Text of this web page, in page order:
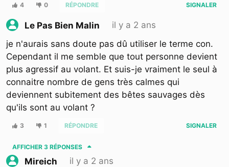
4 0 RÉPONDRE SIGNALER
Le Pas Bien Malin
il y a 2 ans
je n'aurais sans doute pas dû utiliser le terme con.
Cependant il me semble que tout personne devient
plus agressif au volant. Et suis-je vraiment le seul à
connaitre nombre de gens très calmes qui
deviennent subitement des bêtes sauvages dès
qu'ils sont au volant ?
3 1 RÉPONDRE SIGNALER
AFFICHER 3 RÉPONSES
Mireich
il y a 2 ans